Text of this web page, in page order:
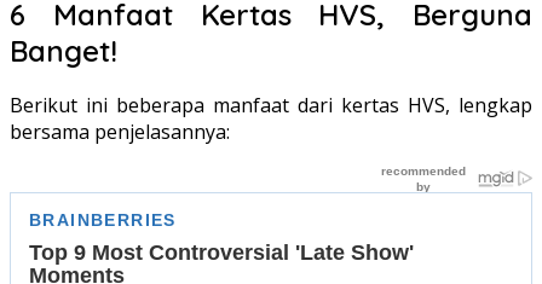
6 Manfaat Kertas HVS, Berguna
Banget!
Berikut ini beberapa manfaat dari kertas HVS, lengkap
bersama penjelasannya: